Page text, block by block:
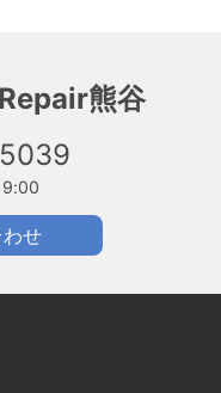
熊谷
せ